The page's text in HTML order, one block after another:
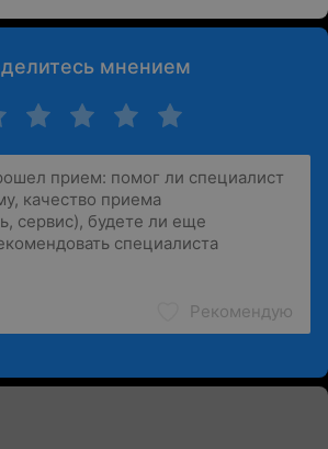
мнением
Рекомендую